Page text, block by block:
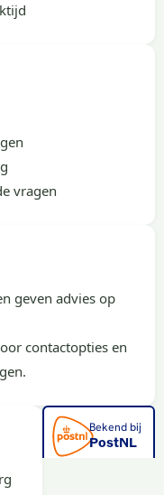
vragen
geven advies op
contactopties en